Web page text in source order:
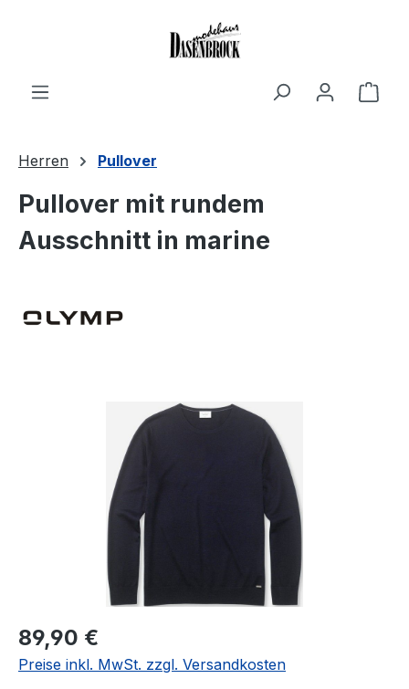
Herren Pullover
Pullover mit rundem
Ausschnitt in marine
Bildergalerie überspringen
Regulärer Preis:
89,90 €
Preise inkl. MwSt. zzgl. Versandkosten